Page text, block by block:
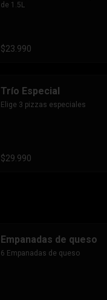
de 1.5L
$23.990
Trío Especial
Elige 3 pizzas especiales
$29.990
Empanadas de queso
6 Empanadas de queso